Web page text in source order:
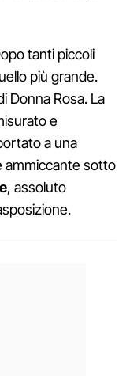
tanti piccoli
più grande.
Donna Rosa. La
e
a una
ammiccante sotto
, assoluto